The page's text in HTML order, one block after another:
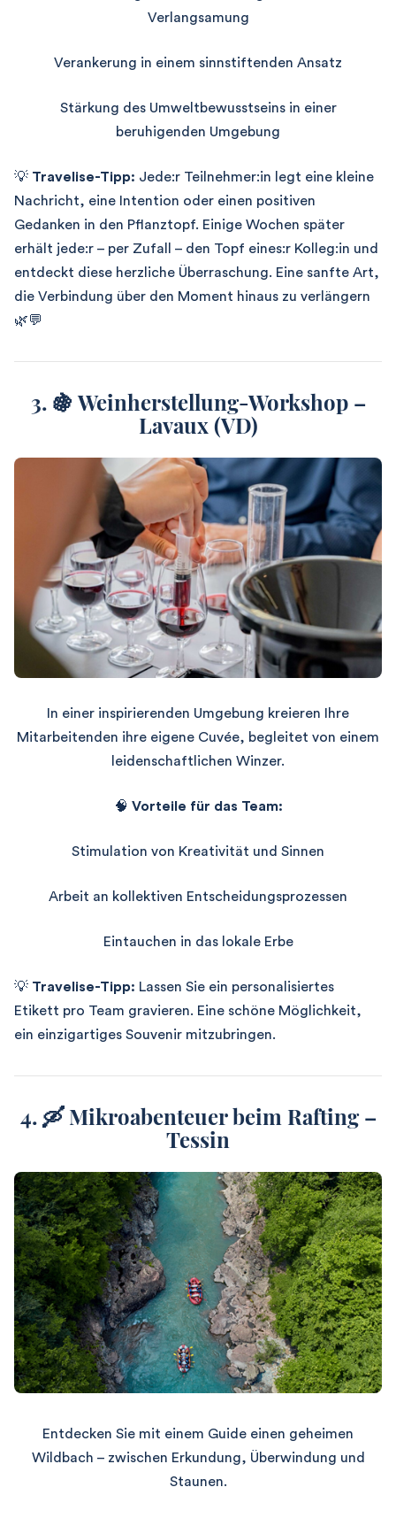
Verlangsamung
Verankerung in einem sinnstiftenden Ansatz
Stärkung des Umweltbewusstseins in einer
beruhigenden Umgebung
💡 Travelise-Tipp: Jede:r Teilnehmer:in legt eine kleine
Nachricht, eine Intention oder einen positiven
Gedanken in den Pflanztopf. Einige Wochen später
erhält jede:r – per Zufall – den Topf eines:r Kolleg:in und
entdeckt diese herzliche Überraschung. Eine sanfte Art,
die Verbindung über den Moment hinaus zu verlängern
🌿💬
3. 🍇 Weinherstellung-Workshop –
Lavaux (VD)
In einer inspirierenden Umgebung kreieren Ihre
Mitarbeitenden ihre eigene Cuvée, begleitet von einem
leidenschaftlichen Winzer.
🧠 Vorteile für das Team:
Stimulation von Kreativität und Sinnen
Arbeit an kollektiven Entscheidungsprozessen
Eintauchen in das lokale Erbe
💡 Travelise-Tipp: Lassen Sie ein personalisiertes
Etikett pro Team gravieren. Eine schöne Möglichkeit,
ein einzigartiges Souvenir mitzubringen.
4. 🛶 Mikroabenteuer beim Rafting –
Tessin
Entdecken Sie mit einem Guide einen geheimen
Wildbach – zwischen Erkundung, Überwindung und
Staunen.